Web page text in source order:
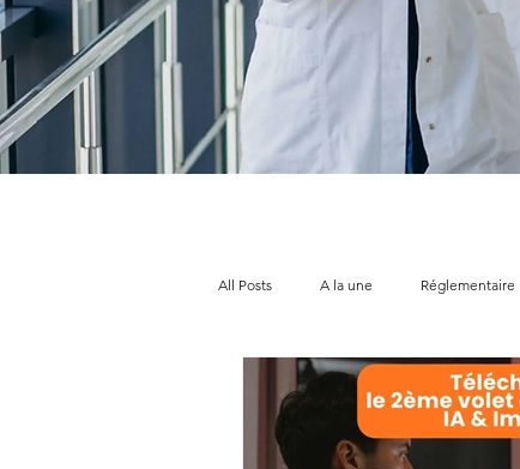
All Posts A la une Réglementaire
Ateliers collaboratifs Français